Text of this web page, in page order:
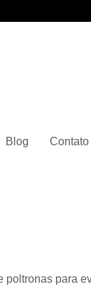
Blog Contato
poltronas para